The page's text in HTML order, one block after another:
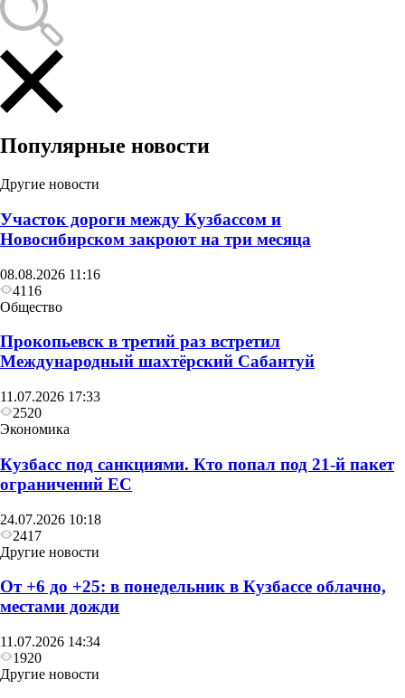
Другие новости
неделя жары
Популярные новости
Другие новости
Участок дороги между Кузбассом и
Новосибирском закроют на три месяца
08.08.2026 11:16
4116
Общество
Прокопьевск в третий раз встретил
Международный шахтёрский Сабантуй
11.07.2026 17:33
2520
Экономика
Кузбасс под санкциями. Кто попал под 21‑й пакет
ограничений ЕС
24.07.2026 10:18
2417
Другие новости
От +6 до +25: в понедельник в Кузбассе облачно,
местами дожди
11.07.2026 14:34
1920
Другие новости